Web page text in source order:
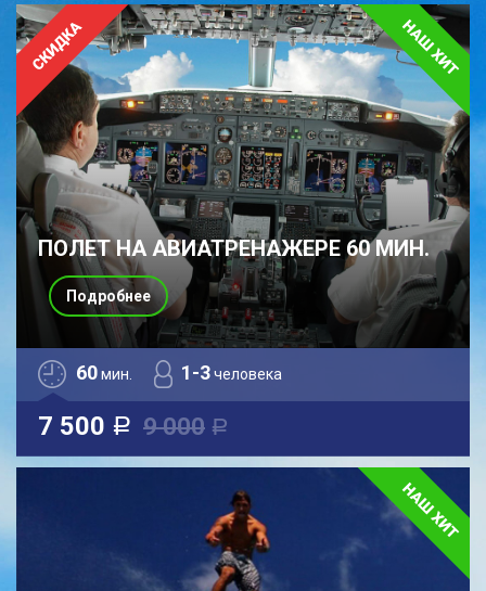
ПОЛЕТ НА АВИАТРЕНАЖЕРЕ 60 МИН.
60мин. 1-3человека
7 500 a 9 000 a
Подробнее